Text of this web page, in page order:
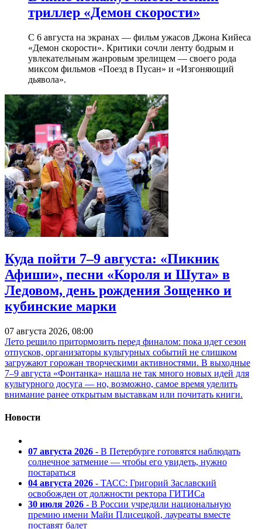
триллер «Демон скорости»
С 6 августа на экранах — фильм ужасов Джона Кийеса
«Демон скорости». Критики сочли ленту бодрым и
увлекательным жанровым зрелищeм — своего рода
миксом фильмов «Поезд в Пусан» и «Изгоняющий
дьявола».
Куда пойти 7–9 августа: «Пикник
Афиши», песни «Короля и Шута» в
Ледовом, день рождения Зощенко и
кубинские марки
07 августа 2026, 08:00
Лето решило притормозить перед финалом: пока идет сезон
отпусков, организаторы культурных событий не слишком
загружают горожан творческими активностями. В выходные
7–9 августа «Фонтанка» нашла не так много новых идей для
культурного досуга — но, возможно, самое время уделить
внимание ранее открытым выставкам или почитать книги.
Новости
07 августа 2026 - В Петербурге готовятся наблюдать
солнечное затмение — чтобы его увидеть, нужно
постараться
04 августа 2026 - ТАСС: Григорий Заславский
освобожден от должности ректора ГИТИСа
30 июля 2026 - В России учредили национальную
премию имени Майи Плисецкой, лауреаты вместе
поставят балет